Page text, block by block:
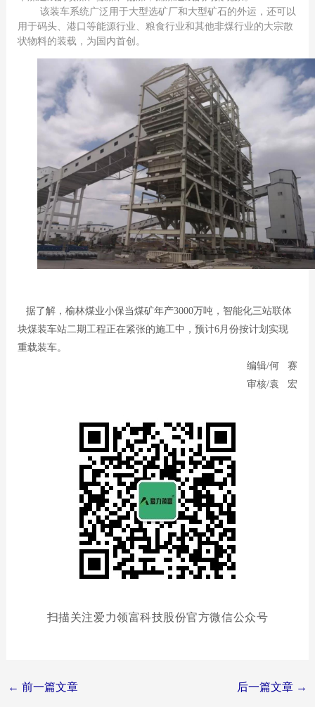
该装车系统广泛用于大型选矿厂和大型矿石的外运，还可以
用于码头、港口等能源行业、粮食行业和其他非煤行业的大宗散
状物料的装载，为国内首创。
据了解，榆林煤业小保当煤矿年产3000万吨，智能化三站联体
块煤装车站二期工程正在紧张的施工中，预计6月份按计划实现
重载装车。
编辑/何 赛
审核/袁 宏
扫描关注爱力领富科技股份官方微信公众号
Post
← 前一篇文章 后一篇文章 →